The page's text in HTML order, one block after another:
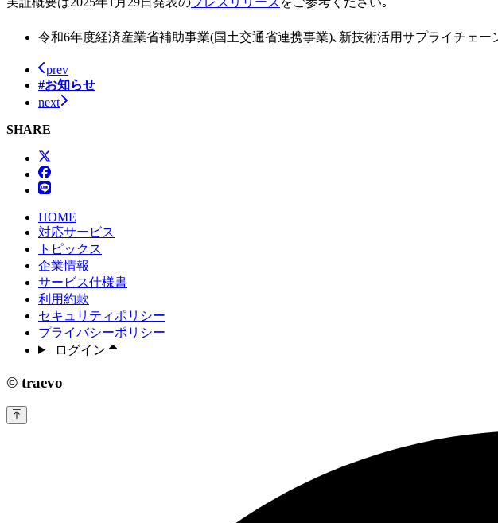
令和6年度経済産業省補助事業(国土交通省連携事業)､新技術活用サプライチェ
prev
#お知らせ
next
SHARE
HOME
対応サービス
トピックス
企業情報
サービス仕様書
利用約款
セキュリティポリシー
プライバシーポリシー
ログイン
© traevo